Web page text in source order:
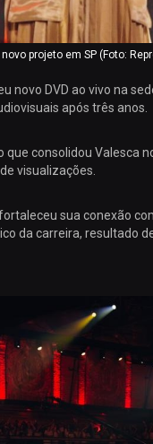
projeto em SP (Foto:
DVD ao vivo na
após três anos.
consolidou Valesca
visualizações.
sua conexão
da carreira, resultado